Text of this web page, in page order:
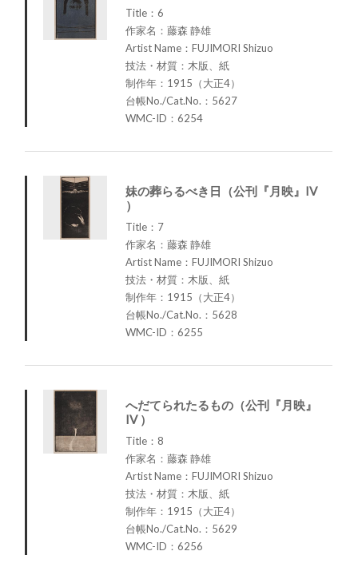
Title：6
作家名：藤森 静雄
Artist Name：FUJIMORI Shizuo
技法・材質：木版、紙
制作年：1915（大正4）
台帳No./Cat.No.：5627
WMC-ID：6254
妹の葬らるべき日（公刊『月映』IV
）
Title：7
作家名：藤森 静雄
Artist Name：FUJIMORI Shizuo
技法・材質：木版、紙
制作年：1915（大正4）
台帳No./Cat.No.：5628
WMC-ID：6255
へだてられたるもの（公刊『月映』
IV ）
Title：8
作家名：藤森 静雄
Artist Name：FUJIMORI Shizuo
技法・材質：木版、紙
制作年：1915（大正4）
台帳No./Cat.No.：5629
WMC-ID：6256